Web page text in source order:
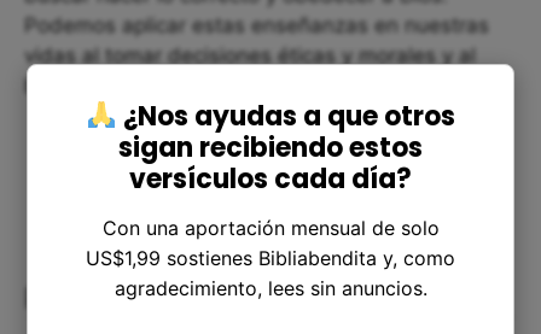
Podemos aplicar estas enseñanzas en nuestras
vidas al tomar decisiones éticas y morales y al
Preguntas frecuentes
¿Nos ayudas a que otros
sigan recibiendo estos
versículos cada día?
Con una aportación mensual de solo
US$1,99 sostienes Bibliabendita y, como
agradecimiento, lees sin anuncios.